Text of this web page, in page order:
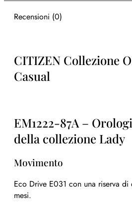
Recensioni (0)
CITIZEN Collezione
Casual
EM1222-87A –
della collezione Lady
Movimento
Eco Drive E031 con una riserva
mesi.